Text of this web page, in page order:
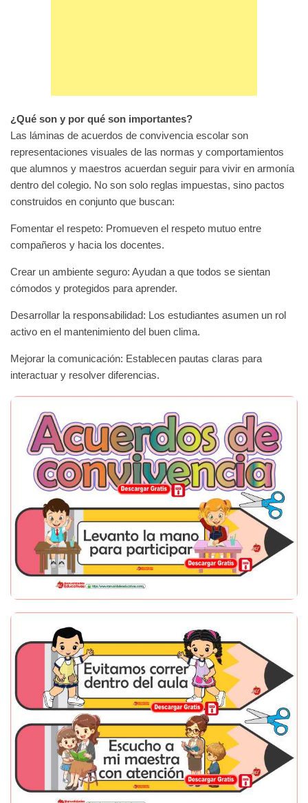
¿Qué son y por qué son importantes?
Las láminas de acuerdos de convivencia escolar son
representaciones visuales de las normas y comportamientos
que alumnos y maestros acuerdan seguir para vivir en armonía
dentro del colegio. No son solo reglas impuestas, sino pactos
construidos en conjunto que buscan:
Fomentar el respeto: Promueven el respeto mutuo entre
compañeros y hacia los docentes.
Crear un ambiente seguro: Ayudan a que todos se sientan
cómodos y protegidos para aprender.
Desarrollar la responsabilidad: Los estudiantes asumen un rol
activo en el mantenimiento del buen clima.
Mejorar la comunicación: Establecen pautas claras para
interactuar y resolver diferencias.